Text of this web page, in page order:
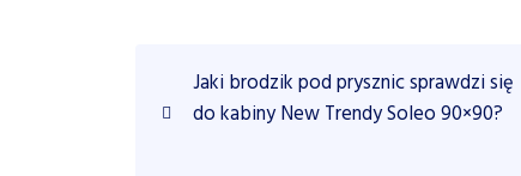
P
r
Jaki brodzik pod prysznic sprawdzi się
do kabiny New Trendy Soleo 90×90?